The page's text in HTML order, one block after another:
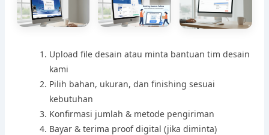
Upload file desain atau minta bantuan tim desain
kami
Pilih bahan, ukuran, dan finishing sesuai
kebutuhan
Konfirmasi jumlah & metode pengiriman
Bayar & terima proof digital (jika diminta)